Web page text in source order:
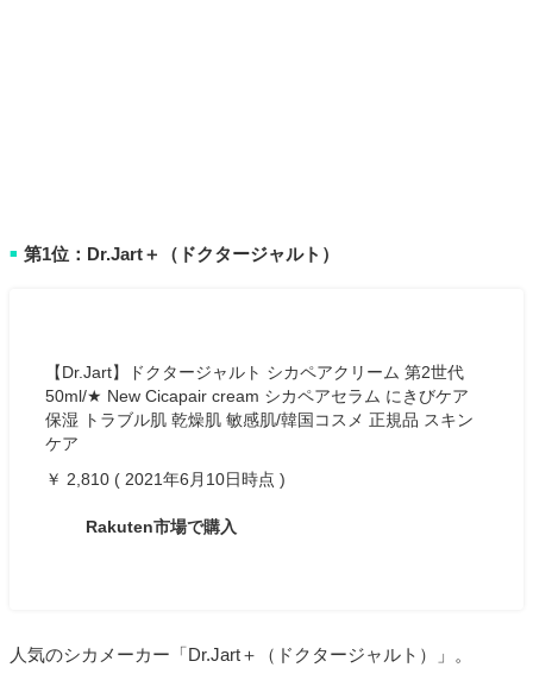
■ 第1位：Dr.Jart＋（ドクタージャルト）
【Dr.Jart】ドクタージャルト シカペアクリーム 第2世代
50ml/★ New Cicapair cream シカペアセラム にきびケア
保湿 トラブル肌 乾燥肌 敏感肌/韓国コスメ 正規品 スキン
ケア
￥ 2,810 ( 2021年6月10日時点 )
Rakuten市場で購入
人気のシカメーカー「Dr.Jart＋（ドクタージャルト）」。